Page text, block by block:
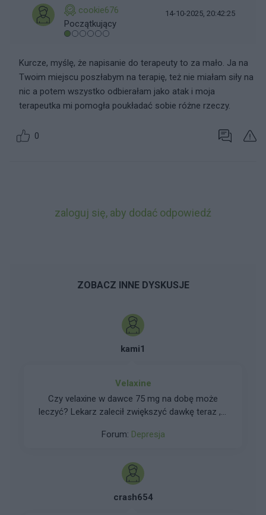
cookie676
Początkujący
14-10-2025, 20:42:25
Kurcze, myślę, że napisanie do terapeuty to za mało. Ja na
Twoim miejscu poszłabym na terapię, też nie miałam siły na
nic a potem wszystko odbierałam jako atak i moja
terapeutka mi pomogła poukładać sobie różne rzeczy.
0
zaloguj się, aby dodać odpowiedź
ZOBACZ INNE DYSKUSJE
kami1
Velaxine
Czy velaxine w dawce 75 mg na dobę może
leczyć? Lekarz zalecił zwiększyć dawkę teraz , z
więcej jego przyjmę tym gorsze będzie
Forum: Depresja
crash654